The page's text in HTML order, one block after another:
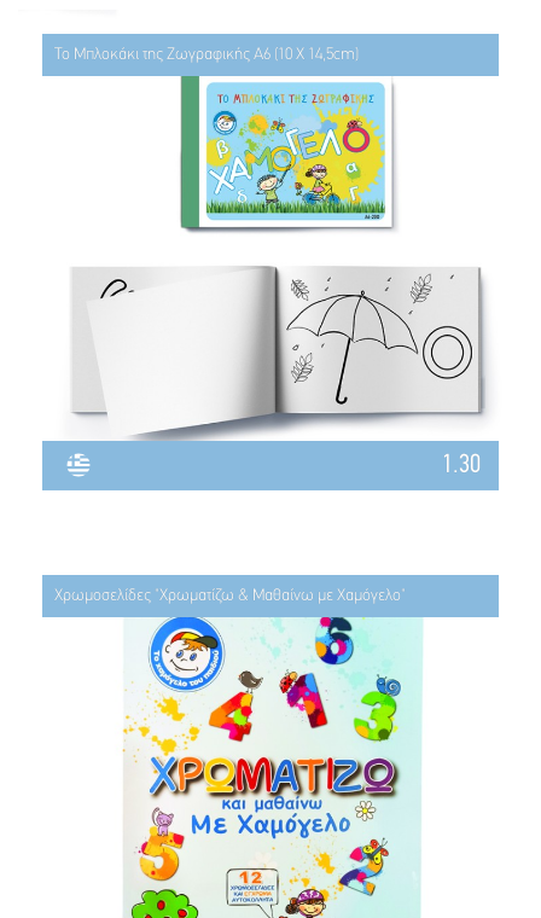
Το Μπλοκάκι της Ζωγραφικής Α6 (10 Χ 14,5cm)
1.30
Χρωμοσελίδες "Χρωματίζω & Μαθαίνω με Χαμόγελο"